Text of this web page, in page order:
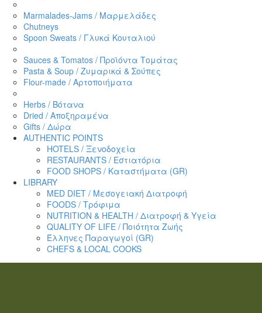
Marmalades-Jams / Μαρμελάδες
Chutneys
Spoon Sweats / Γλυκά Κουταλιού
Sauces & Tomatos / Προϊόντα Τομάτας
Pasta & Soup / Ζυμαρικά & Σούπες
Flour-made / Αρτοποιήματα
Herbs / Βότανα
Dried / Αποξηραμένα
Gifts / Δώρα
AUTHENTIC POINTS
HOTELS / Ξενοδοχεία
RESTAURANTS / Εστιατόρια
FOOD SHOPS / Καταστήματα (GR)
LIBRARY
MED DIET / Μεσογειακή Διατροφή
FOODS / Τρόφιμα
NUTRITION & HEALTH / Διατροφή & Υγεία
QUALITY OF LIFE / Ποιότητα Ζωής
Έλληνες Παραγωγοί (GR)
CHEFS & LOCAL COOKS